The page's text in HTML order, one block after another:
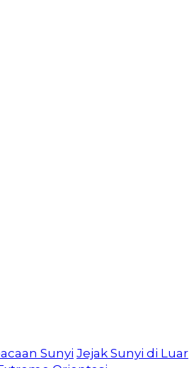
Sunyi Jejak Sunyi di Luar